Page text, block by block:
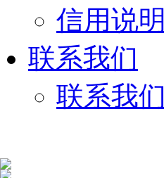
信用说明
联系我们
联系我们